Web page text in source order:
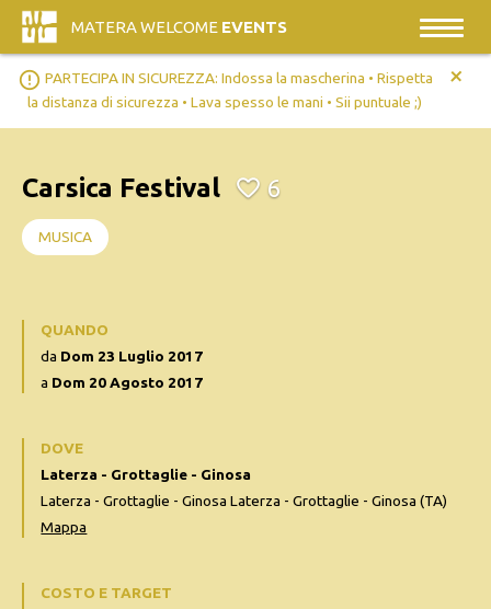
MATERA WELCOME EVENTS
error_outline PARTECIPA IN SICUREZZA: Indossa la mascherina • Rispetta
la distanza di sicurezza • Lava spesso le mani • Sii puntuale ;)
+
Carsica Festival 6
MUSICA
QUANDO
da Dom 23 Luglio 2017
a Dom 20 Agosto 2017
DOVE
Laterza - Grottaglie - Ginosa
Laterza - Grottaglie - Ginosa Laterza - Grottaglie - Ginosa (TA)
Mappa
COSTO E TARGET